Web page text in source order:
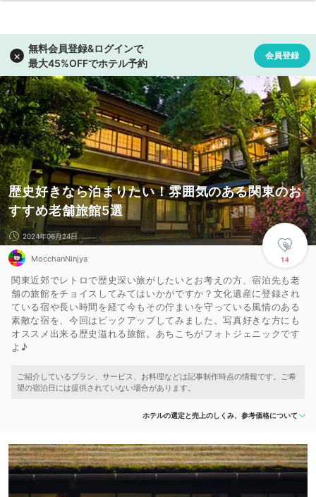
歴史好きなら泊まりたい！雰囲気のある関東のお
すすめ老舗旅館5選
14
2024年06月24日
MocchanNinjya
関東近郊でレトロで歴史深い旅がしたいとお考えの方、宿泊先も老
舗の旅館をチョイスしてみてはいかがですか？文化遺産に登録され
ている宿や長い時間を経て今もその佇まいを守っている風情のある
素敵な宿を、今回はピックアップしてみました。写真好きな方にも
オススメ出来る歴史溢れる旅館。あちこちがフォトジェニックです
よ♪
ホテルの選定と売上のしくみ、参考価格について